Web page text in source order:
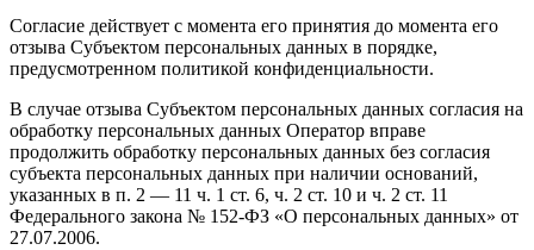
Согласие действует с момента его принятия до момента его
отзыва Субъектом персональных данных в порядке,
предусмотренном политикой конфиденциальности.
В случае отзыва Субъектом персональных данных согласия на
обработку персональных данных Оператор вправе
продолжить обработку персональных данных без согласия
субъекта персональных данных при наличии оснований,
указанных в п. 2 — 11 ч. 1 ст. 6, ч. 2 ст. 10 и ч. 2 ст. 11
Федерального закона № 152-ФЗ «О персональных данных» от
27.07.2006.